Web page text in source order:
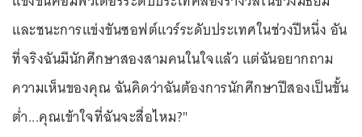
และชนะการแข่งขันซอฟต์แวร์ระดับประเทศในช่วงปีหนึ่ง อัน
ที่จริงฉันมีนักศึกษาสองสามคนในใจแล้ว แต่ฉันอยากถาม
ความเห็นของคุณ ฉันคิดว่าฉันต้องการนักศึกษาปีสองเป็นขั้น
ต่ำ...คุณเข้าใจที่ฉันจะสื่อไหม?"